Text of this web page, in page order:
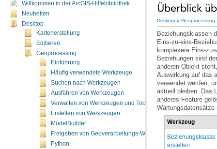
Willkommen in der ArcGIS-Hilfebibliothek
Neuheiten
Desktop
Kartenerstellung
Editieren
Geoprocessing
Einführung
Häufig verwendete Werkzeuge
Suchen nach Werkzeugen
Ausführen von Werkzeugen
Verwalten von Werkzeugen und Toolboxes
Erstellen von Werkzeugen
ModelBuilder
Freigeben von Geoverarbeitungs-Workflows
Python
Überblick
Desktop » Geoprocessing
Beziehungsklassen
Wartungsdatensätze
Werkzeug
erstellen